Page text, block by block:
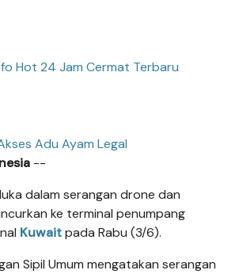
Hot 24 Jam Cermat Terbaru
Adu Ayam Legal
--
dalam serangan drone dan
ke terminal penumpang
Kuwaitpada Rabu (3/6).
Sipil Umum mengatakan serangan